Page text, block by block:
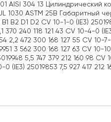
AISI 304 13 Цилиндрический
1030 ASTM 25B Габаритный
D1 D2 CV 10-1-0 (IE3)
370 240 118 121 43 CV 10-4-0
2,2 472 300 168 127 55 CV 10-
3 562 300 168 127 63 CV 10-
5,5 747 379 212 160 98 CV
(IE3) 25019853 7,5 927 417 212